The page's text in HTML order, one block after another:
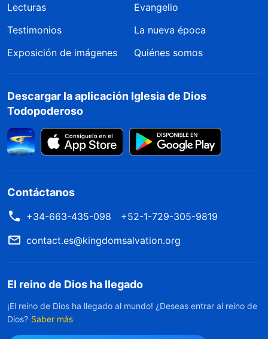
Lecturas
Evangelio
Testimonios
La nueva época
Exposición de imágenes
Quiénes somos
Descargar la aplicación Iglesia de Dios
Todopoderoso
Contáctanos
+34-663-435-098
+52-1-729-305-9819
contact.es@kingdomsalvation.org
El reino de Dios ha llegado
¡El reino de Dios ha llegado al mundo! ¿Deseas entrar al reino de
Dios? Saber más